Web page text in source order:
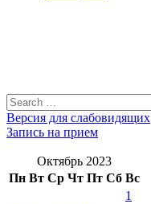
Search
for:
Версия для слабовидящих
Запись на прием
Октябрь 2023
Пн Вт Ср Чт Пт Сб Вс
1